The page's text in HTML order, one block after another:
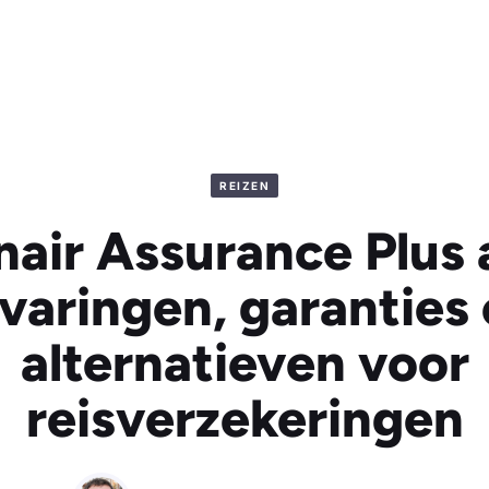
REIZEN
Assurance Plus
garanties
alternatieven voor
reisverzekeringen